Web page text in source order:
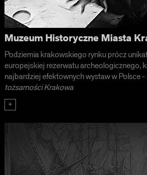
Muzeum Historyczne Miasta
Podziemia krakowskiego rynku prócz
europejskiej rezerwatu archeologicznego,
najbardziej efektownych wystaw w Polsce -
tożsamości Krakowa